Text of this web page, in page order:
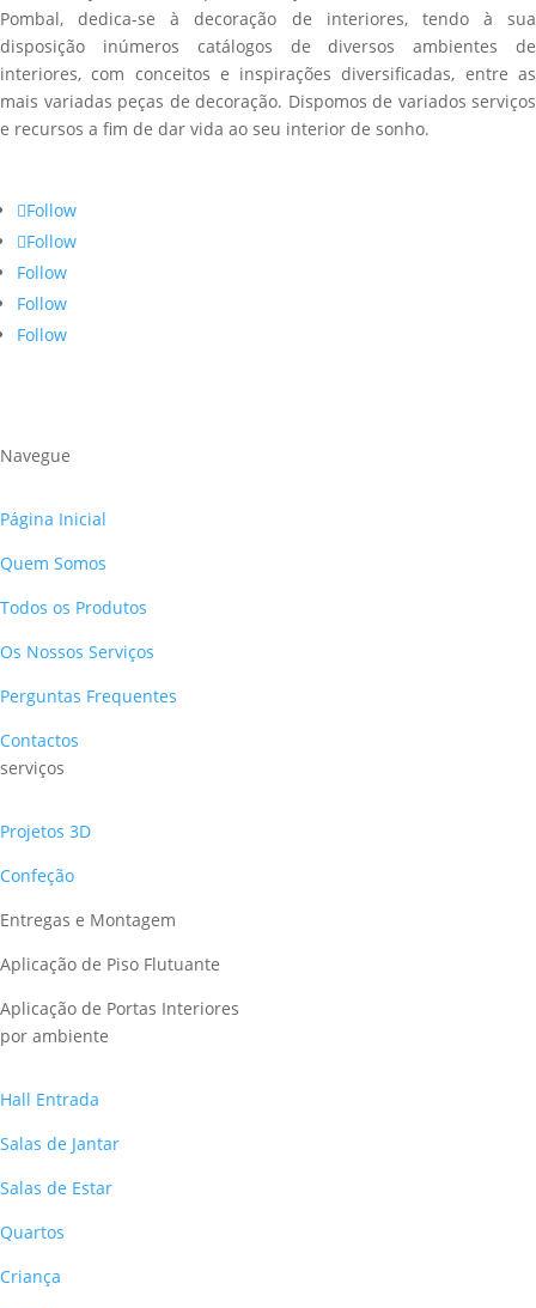
Pombal, dedica-se à decoração de interiores, tendo à sua
disposição inúmeros catálogos de diversos ambientes de
interiores, com conceitos e inspirações diversificadas, entre as
mais variadas peças de decoração. Dispomos de variados serviços
e recursos a fim de dar vida ao seu interior de sonho.
Follow
Follow
Follow
Follow
Follow
Navegue
Página Inicial
Quem Somos
Todos os Produtos
Os Nossos Serviços
Perguntas Frequentes
Contactos
serviços
Projetos 3D
Confeção
Entregas e Montagem
Aplicação de Piso Flutuante
Aplicação de Portas Interiores
por ambiente
Hall Entrada
Salas de Jantar
Salas de Estar
Quartos
Criança